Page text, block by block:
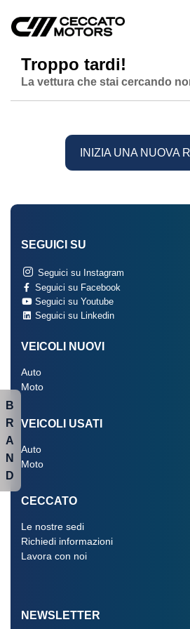
Troppo tardi!
La vettura che stai cercando
INIZIA UNA NUOVA
SEGUICI SU
Seguici su Instagram
Seguici su Facebook
Seguici su Youtube
Seguici su Linkedin
VEICOLI NUOVI
Auto
Moto
VEICOLI USATI
Auto
Moto
CECCATO
Le nostre sedi
Richiedi informazioni
Lavora con noi
NEWSLETTER
B
R
A
N
D